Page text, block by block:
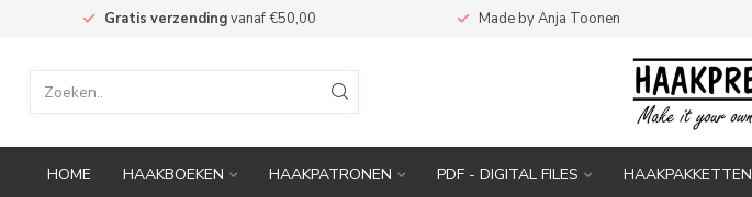
Gratis verzendingvanaf €50,00 Made by Anja Toonen
HOME HAAKBOEKEN HAAKPATRONEN PDF - DIGITAL FILES HAAKPAKKETTEN